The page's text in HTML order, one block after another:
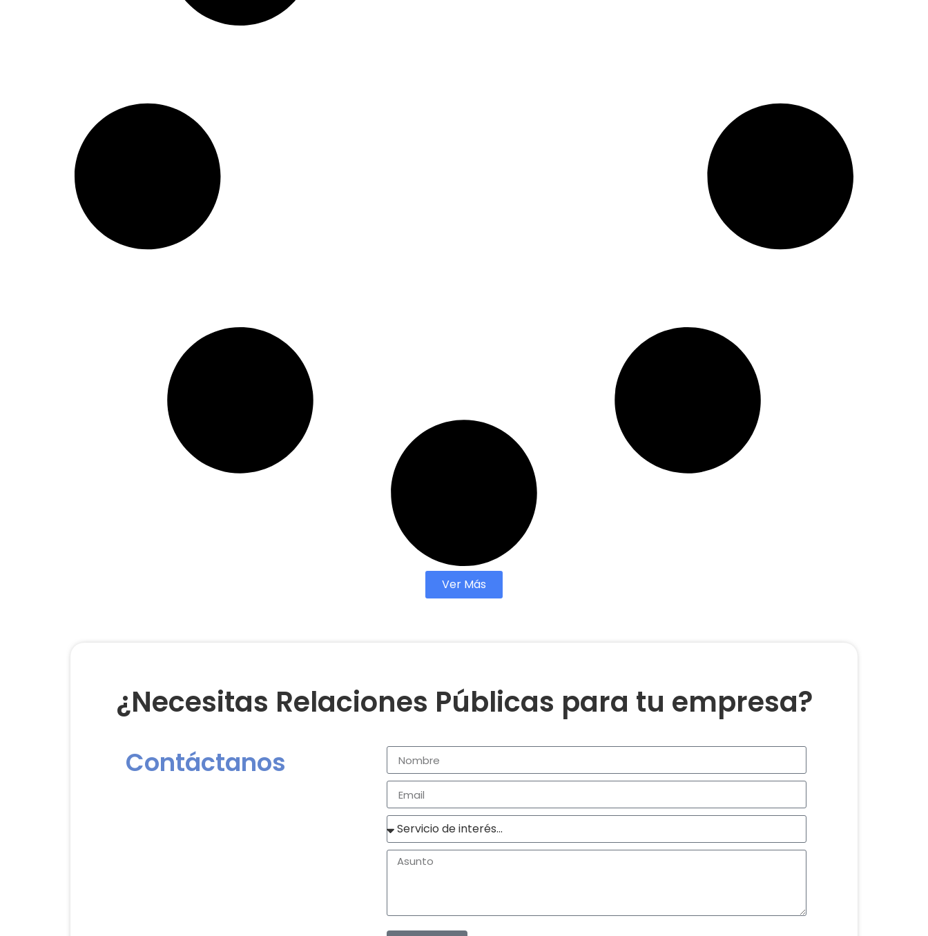
Ver Más
¿Necesitas Relaciones Públicas para tu empresa?
Contáctanos